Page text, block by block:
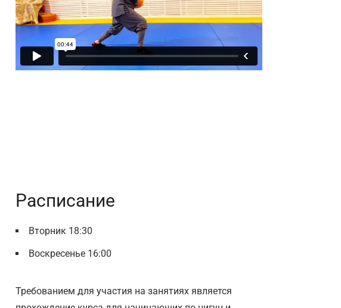
Расписание
Вторник 18:30
Воскресенье 16:00
Требованием для участия на занятиях является